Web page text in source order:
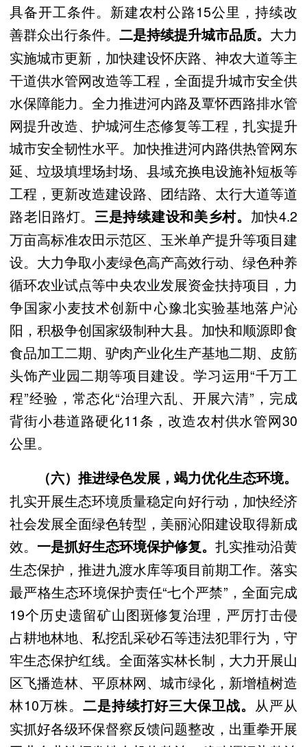
具备开工条件。新建农村公路15公里，持续改
善群众出行条件。 二是持续提升城市品质。 大力
实施城市更新，加快建设怀庆路、神农大道等主
干道供水管网改造等工程，全面提升城市安全供
水保障能力。全力推进河内路及覃怀西路排水管
网提升改造、护城河生态修复等工程，扎实提升
城市安全韧性水平。加快推进河内路供热管网东
延、垃圾填埋场封场、县域充换电设施补短板等
工程，更新改造建设路、团结路、太行大道等道
路老旧路灯。三是持续建设和美乡村。 加快4.2
万亩高标准农田示范区、玉米单产提升等项目建
设。大力争取小麦绿色高产高效行动、绿色种养
循环农业试点等中央农业发展资金扶持项目，力
争国家小麦技术创新中心豫北实验基地落户沁
阳，积极争创国家级制种大县。加快和顺源即食
食品加工二期、驴肉产业化生产基地二期、皮筋
头饰产业园二期等项目建设。学习运用“千万工
程”经验，常态化“治理六乱、开展六清”，完成
背街小巷道路硬化11条，改造农村供水管网30
公里。
（六）推进绿色发展，竭力优化生态环境。
扎实开展生态环境质量稳定向好行动，加快经济
社会发展全面绿色转型，美丽沁阳建设取得新成
效。 一是抓好生态环境保护修复。 扎实推动沿黄
生态保护，推进九渡水库等项目前期工作。落实
最严格生态环境保护责任“七个严禁”，全面完成
19个历史遗留矿山图斑修复治理，严厉打击侵
占耕地林地、私挖乱采砂石等违法犯罪行为，守
牢生态保护红线。全面落实林长制，大力开展山
区飞播造林、平原林网、城市绿化，新增植树造
林10万株。 二是持续打好三大保卫战。 从严从
实抓好各级环保督察反馈问题整改，出重拳开展